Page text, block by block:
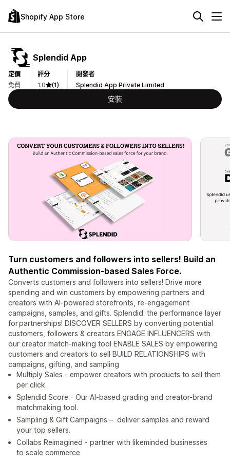
Shopify App Store
Splendid App
定價
免費
評分
1.0
(1)
開發者
Splendid App Private Limited
安裝
Turn customers and followers into sellers! Build an
Authentic Commission-based Sales Force.
Converts customers and followers into sellers! Drive more
spending and win customers by empowering partners and
creators with AI-powered storefronts, re-engagement
campaigns, samples, and gifts. Splendid: the performance layer
for partnerships! DISCOVER SELLERS by converting potential
customers, followers & creators ENGAGE INFLUENCERS with
our creator match-making tool ENABLE SALES by empowering
customers and creators to sell BUILD RELATIONSHIPS with
campaigns, gifting, and sampling
Multiply Sales - empower creators with products to sell them
per click.
Splendid Score - Our AI-based grading and creator-brand
matchmaking tool.
Sampling & Gift Campaigns – deliver samples and reward
your top sellers.
Collabs Reimagined - partner with likeminded businesses
to scale commerce